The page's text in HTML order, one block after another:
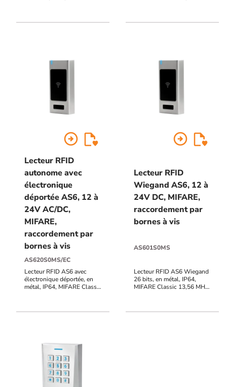
12V à 24V AC/DC, 999
longtemps), PF (porte
forcée), UF (utilisation
(autoprotection du clavier)
d'état et buzzer pilotables
arrow_circle_right
Lecteur RFID
autonome avec
électronique
déportée AS6, 12 à
24V AC/DC,
MIFARE,
raccordement par
bornes à vis
AS620S0MS/EC
Lecteur RFID AS6 avec
électronique déportée, en
métal, IP64, MIFARE Classic
AC/DC, 999 utilisateurs, 2
forcée), UF (utilisation
frauduleuse), AP
(autoprotection du clavier)
arrow_circle_right
Lecteur RFID
Wiegand AS6, 12 à
24V DC, MIFARE,
raccordement par
bornes à vis
AS601S0MS
Lecteur RFID AS6 Wiegand
26 bits, en métal, IP64,
MIFARE Classic 13,56 MHz,
d'état et buzzer pilotables